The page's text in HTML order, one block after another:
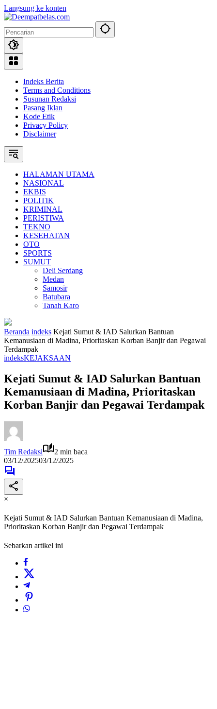
Langsung ke konten
Indeks Berita
Terms and Conditions
Susunan Redaksi
Pasang Iklan
Kode Etik
Privacy Policy
Disclaimer
HALAMAN UTAMA
NASIONAL
EKBIS
POLITIK
KRIMINAL
PERISTIWA
TEKNO
KESEHATAN
OTO
SPORTS
SUMUT
Deli Serdang
Medan
Samosir
Batubara
Tanah Karo
Beranda indeks Kejati Sumut & IAD Salurkan Bantuan
Kemanusiaan di Madina, Prioritaskan Korban Banjir dan Pegawai
Terdampak
indeksKEJAKSAAN
Kejati Sumut & IAD Salurkan Bantuan
Kemanusiaan di Madina, Prioritaskan
Korban Banjir dan Pegawai Terdampak
Tim Redaksi
2 min baca
03/12/202503/12/2025
×
Kejati Sumut & IAD Salurkan Bantuan Kemanusiaan di Madina,
Prioritaskan Korban Banjir dan Pegawai Terdampak
Sebarkan artikel ini